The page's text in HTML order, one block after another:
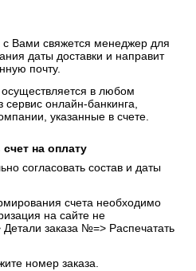
Вами свяжется менеджер для
даты доставки и направит
почту.
в любом
сервис онлайн-банкинга,
указанные в счете.
счет на оплату
согласовать состав и даты
счета необходимо
на сайте не
заказа №=> Распечатать
номер заказа.